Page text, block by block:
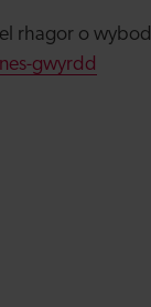
rhagor o
gwyrdd